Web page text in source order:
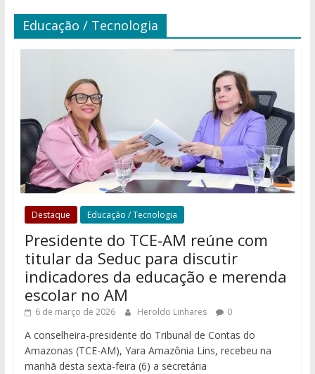
Educação / Tecnologia
Destaque Educação / Tecnologia
Presidente do TCE-AM reúne com
titular da Seduc para discutir
indicadores da educação e merenda
escolar no AM
6 de março de 2026 Heroldo Linhares 0
A conselheira-presidente do Tribunal de Contas do
Amazonas (TCE-AM), Yara Amazônia Lins, recebeu na
manhã desta sexta-feira (6) a secretária